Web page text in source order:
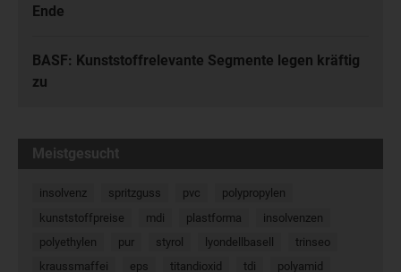
Ende
BASF: Kunststoffrelevante Segmente legen kräftig
zu
Meistgesucht
insolvenz spritzguss pvc
polypropylen
kunststoffpreise
mdi plastforma
insolvenzen
polyethylen
pur styrol lyondellbasell
trinseo
kraussmaffei
eps titandioxid tdi polyamid